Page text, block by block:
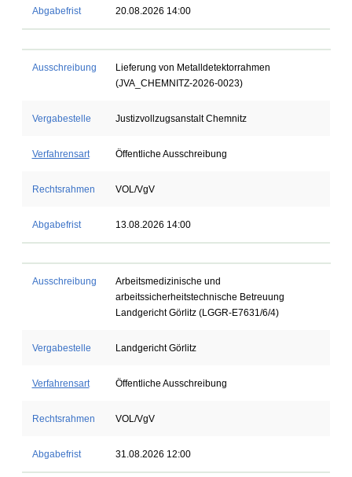
Abgabefrist 20.08.2026 14:00
Ausschreibung
Lieferung von Metalldetektorrahmen
(JVA_CHEMNITZ-2026-0023)
Vergabestelle Justizvollzugsanstalt Chemnitz
Verfahrensart Öffentliche Ausschreibung
Rechtsrahmen VOL/VgV
Abgabefrist 13.08.2026 14:00
Ausschreibung
Arbeitsmedizinische und
arbeitssicherheitstechnische Betreuung
Landgericht Görlitz (LGGR-E7631/6/4)
Vergabestelle Landgericht Görlitz
Verfahrensart Öffentliche Ausschreibung
Rechtsrahmen VOL/VgV
Abgabefrist 31.08.2026 12:00